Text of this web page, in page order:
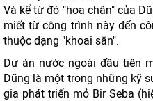
Và kể từ đó "hoa chân" của
miết từ công trình này đến
thuộc dạng "khoai sắn".
Dự án nước ngoài đầu tiên
Dũng là một trong những kỹ
gia phát triển mỏ Bir Seba